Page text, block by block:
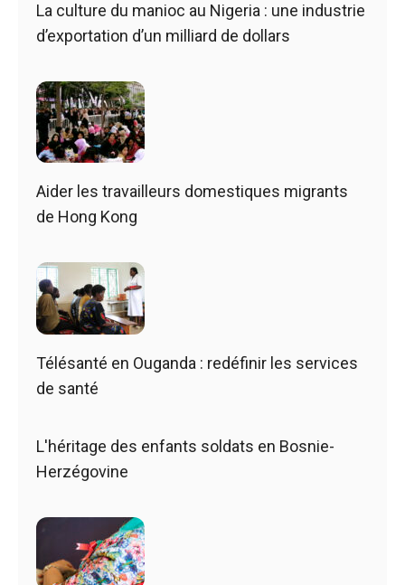
La culture du manioc au Nigeria : une industrie
d’exportation d’un milliard de dollars
Aider les travailleurs domestiques migrants
de Hong Kong
Télésanté en Ouganda : redéfinir les services
de santé
L'héritage des enfants soldats en Bosnie-
Herzégovine